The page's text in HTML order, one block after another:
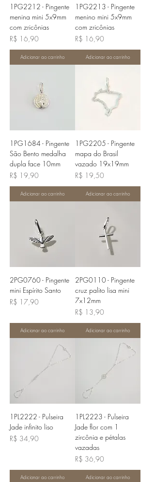
1PG2212 - Pingente
menina mini 5x9mm
com zricônias
Preço
R$ 16,90
Adicionar ao carrinho
1PG2213 - Pingente
menino mini 5x9mm
com zricônias
Preço
R$ 16,90
Adicionar ao carrinho
1PG1684 - Pingente
São Bento medalha
dupla face 10mm
Preço
R$ 19,90
Adicionar ao carrinho
1PG2205 - Pingente
mapa do Brasil
vazado 19x19mm
Preço
R$ 19,50
Adicionar ao carrinho
2PG0760 - Pingente
mini Espírito Santo
Preço
R$ 17,90
Adicionar ao carrinho
2PG0110 - Pingente
cruz palito lisa mini
7x12mm
Preço
R$ 13,90
Adicionar ao carrinho
1PL2222 - Pulseira
Jade infinito liso
Preço
R$ 34,90
Adicionar ao carrinho
1PL2223 - Pulseira
Jade flor com 1
zircônia e pétalas
vazadas
Preço
R$ 36,90
Adicionar ao carrinho